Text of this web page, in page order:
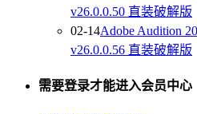
v26.0.0.50 直装破解版
02-14Adobe Audition
v26.0.0.56 直装破解版
需要登录才能进入会员中心